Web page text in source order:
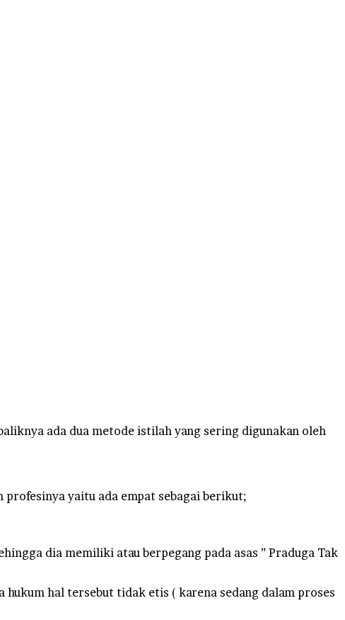
ada dua metode istilah yang sering digunakan oleh
profesinya yaitu ada empat sebagai berikut;
dia memiliki atau berpegang pada asas ” Praduga Tak
hal tersebut tidak etis ( karena sedang dalam proses